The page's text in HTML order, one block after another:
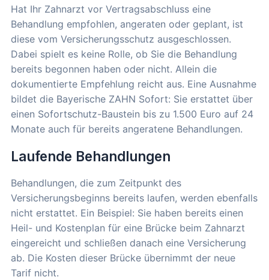
Hat Ihr Zahnarzt vor Vertragsabschluss eine
Behandlung empfohlen, angeraten oder geplant, ist
diese vom Versicherungsschutz ausgeschlossen.
Dabei spielt es keine Rolle, ob Sie die Behandlung
bereits begonnen haben oder nicht. Allein die
dokumentierte Empfehlung reicht aus. Eine Ausnahme
bildet die Bayerische ZAHN Sofort: Sie erstattet über
einen Sofortschutz-Baustein bis zu 1.500 Euro auf 24
Monate auch für bereits angeratene Behandlungen.
Laufende Behandlungen
Behandlungen, die zum Zeitpunkt des
Versicherungsbeginns bereits laufen, werden ebenfalls
nicht erstattet. Ein Beispiel: Sie haben bereits einen
Heil- und Kostenplan für eine Brücke beim Zahnarzt
eingereicht und schließen danach eine Versicherung
ab. Die Kosten dieser Brücke übernimmt der neue
Tarif nicht.